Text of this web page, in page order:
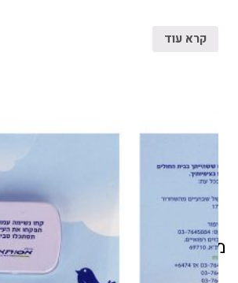
מוצרים קשורים
קרא עוד